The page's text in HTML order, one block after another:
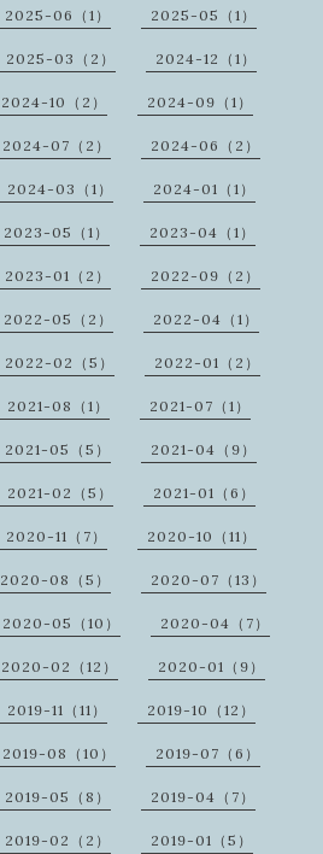
2025-06（1） 2025-05（1）
2025-03（2） 2024-12（1）
2024-10（2） 2024-09（1）
2024-07（2） 2024-06（2）
2024-03（1） 2024-01（1）
2023-05（1） 2023-04（1）
2023-01（2） 2022-09（2）
2022-05（2） 2022-04（1）
2022-02（5） 2022-01（2）
2021-08（1） 2021-07（1）
2021-05（5） 2021-04（9）
2021-02（5） 2021-01（6）
2020-11（7） 2020-10（11）
2020-08（5） 2020-07（13）
2020-05（10） 2020-04（7）
2020-02（12） 2020-01（9）
2019-11（11） 2019-10（12）
2019-08（10） 2019-07（6）
2019-05（8） 2019-04（7）
2019-02（2） 2019-01（5）